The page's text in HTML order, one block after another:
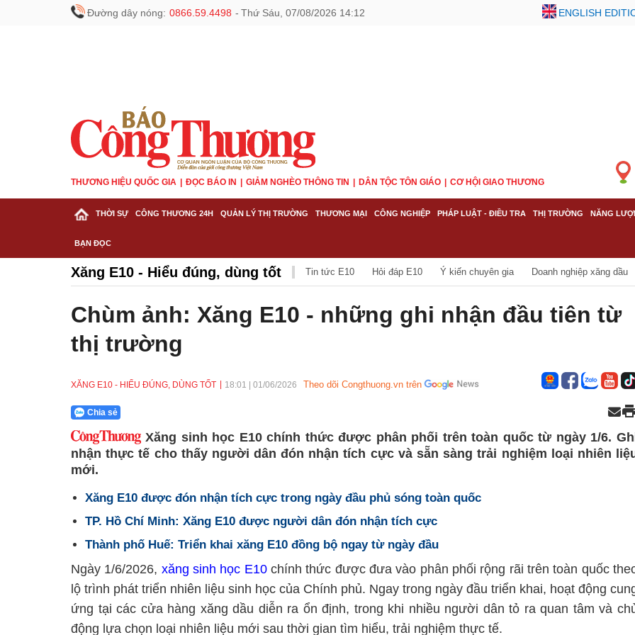
Đường dây nóng: 0866.59.4498 - Thứ Sáu, 07/08/2026 14:12 ENGLISH
THƯƠNG HIỆU QUỐC GIA ĐỌC BÁO IN GIẢM NGHÈO THÔNG TIN DÂN TỘC TÔN GIÁO CƠ HỘI GIAO THƯƠNG
THỜI SỰ CÔNG THƯƠNG 24H QUẢN LÝ THỊ TRƯỜNG THƯƠNG MẠI CÔNG NGHIỆP PHÁP LUẬT - ĐIỀU TRA THỊ TRƯỜNG NĂNG
BẠN ĐỌC
Xăng E10 - Hiểu đúng, dùng tốt Tin tức E10 Hỏi đáp E10 Ý kiến chuyên gia Doanh nghiệp xăng dầu
Chùm ảnh: Xăng E10 - những ghi nhận đầu tiên từ
thị trường
XĂNG E10 - HIỂU ĐÚNG, DÙNG TỐT 18:01 01/06/2026 Theo dõi Congthuong.vn trên
Chia sẻ
Xăng sinh học E10 chính thức được phân phối trên toàn quốc từ ngày 1/6.
nhận thực tế cho thấy người dân đón nhận tích cực và sẵn sàng trải nghiệm loại nhiên
mới.
Xăng E10 được đón nhận tích cực trong ngày đầu phủ sóng toàn quốc
TP. Hồ Chí Minh: Xăng E10 được người dân đón nhận tích cực
Thành phố Huế: Triển khai xăng E10 đồng bộ ngay từ ngày đầu
Ngày 1/6/2026, xăng sinh học E10chính thức được đưa vào phân phối rộng rãi trên toàn quốc
lộ trình phát triển nhiên liệu sinh học của Chính phủ. Ngay trong ngày đầu triển khai, hoạt động
ứng tại các cửa hàng xăng dầu diễn ra ổn định, trong khi nhiều người dân tỏ ra quan tâm và
động lựa chọn loại nhiên liệu mới sau thời gian tìm hiểu, trải nghiệm thực tế.